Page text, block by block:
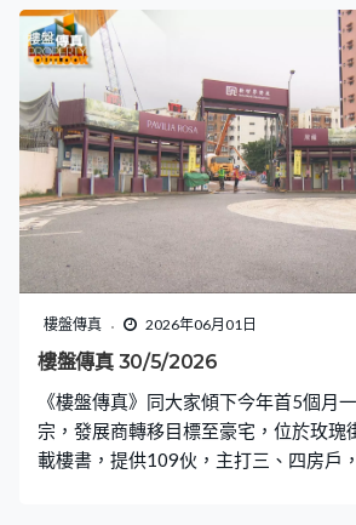
言買樓收租是否仍吸引？〈業主新睇驗
康城，今次驗收第12C期GRAND
前期數會否有不同？〈設計廊〉到何文
主對於物料的質感有要求，原則廳區較
師需要花心思以及改善開則，才可滿足
樓盤傳真 2026年06月01日
樓盤傳真 30/5/2026
《樓盤傳真》同大家傾下今年首5個月
宗，發展商轉移目標至豪宅，位於玫瑰
載樓書，提供109伙，主打三、四房戶